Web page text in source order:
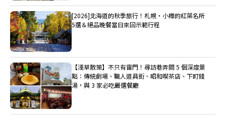
[2026]北海道的秋季旅行！札幌・小樽的紅葉名所
5選＆絕品晚餐當日來回示範行程
【淺草散策】不只有雷門！尋訪巷弄間 5 個深度景
點：傳統劇場、職人道具街、昭和喫茶店、下町錢
湯，與 3 家必吃嚴選餐廳